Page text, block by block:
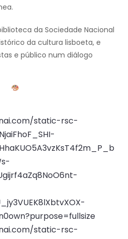
da Sociedade Nacional
da cultura lisboeta, e
e público num diálogo